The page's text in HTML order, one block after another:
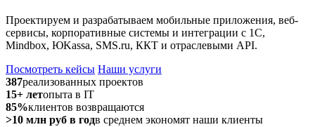
Проектируем и разрабатываем мобильные приложения, веб-
сервисы, корпоративные системы и интеграции с 1С,
Mindbox, ЮKassa, SMS.ru, ККТ и отраслевыми API.
Посмотреть кейсы Наши услуги
387реализованных проектов
15+ летопыта в IT
85%клиентов возвращаются
>10 млн руб в годв среднем экономят наши клиенты